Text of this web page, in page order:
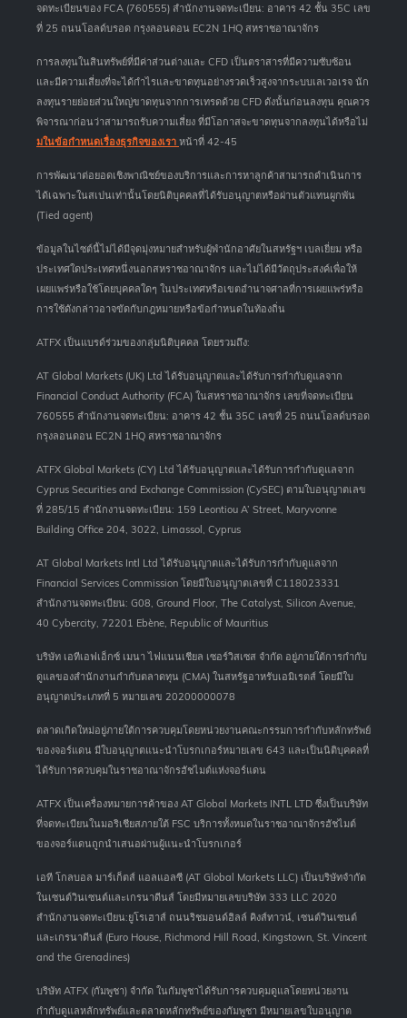
จดทะเบียนของ FCA (760555) สำนักงานจดทะเบียน: อาคาร 42 ชั้น 35C เลข
ที่ 25 ถนนโอลด์บรอด กรุงลอนดอน EC2N 1HQ สหราชอาณาจักร
การลงทุนในสินทรัพย์ที่มีค่าส่วนต่างและ CFD เป็นตราสารที่มีความซับซ้อน
และมีความเสี่ยงที่จะได้กำไรและขาดทุนอย่างรวดเร็วสูงจากระบบเลเวอเรจ นัก
ลงทุนรายย่อยส่วนใหญ่ขาดทุนจากการเทรดด้วย CFD ดังนั้นก่อนลงทุน คุณควร
พิจารณาก่อนว่าสามารถรับความเสี่ยง ที่มีโอกาสจะขาดทุนจากลงทุนได้หรือไม่
มในข้อกำหนดเรื่องธุรกิจของเรา หน้าที่ 42-45
การพัฒนาต่อยอดเชิงพาณิชย์ของบริการและการหาลูกค้าสามารถดำเนินการ
ได้เฉพาะในสเปนเท่านั้นโดยนิติบุคคลที่ได้รับอนุญาตหรือผ่านตัวแทนผูกพัน
(Tied agent)
ข้อมูลในไซต์นี้ไม่ได้มีจุดมุ่งหมายสำหรับผู้พำนักอาศัยในสหรัฐฯ เบลเยี่ยม หรือ
ประเทศใดประเทศหนึ่งนอกสหราชอาณาจักร และไม่ได้มีวัตถุประสงค์เพื่อให้
เผยแพร่หรือใช้โดยบุคคลใดๆ ในประเทศหรือเขตอำนาจศาลที่การเผยแพร่หรือ
การใช้ดังกล่าวอาจขัดกับกฎหมายหรือข้อกำหนดในท้องถิ่น
ATFX เป็นแบรด์ร่วมของกลุ่มนิติบุคคล โดยรวมถึง:
AT Global Markets (UK) Ltd ได้รับอนุญาตและได้รับการกำกับดูแลจาก
Financial Conduct Authority (FCA) ในสหราชอาณาจักร เลขที่จดทะเบียน
760555 สำนักงานจดทะเบียน: อาคาร 42 ชั้น 35C เลขที่ 25 ถนนโอลด์บรอด
กรุงลอนดอน EC2N 1HQ สหราชอาณาจักร
ATFX Global Markets (CY) Ltd ได้รับอนุญาตและได้รับการกำกับดูแลจาก
Cyprus Securities and Exchange Commission (CySEC) ตามใบอนุญาตเลข
ที่ 285/15 สำนักงานจดทะเบียน: 159 Leontiou A’ Street, Maryvonne
Building Office 204, 3022, Limassol, Cyprus
AT Global Markets Intl Ltd ได้รับอนุญาตและได้รับการกำกับดูแลจาก
Financial Services Commission โดยมีใบอนุญาตเลขที่ C118023331
สำนักงานจดทะเบียน: G08, Ground Floor, The Catalyst, Silicon Avenue,
40 Cybercity, 72201 Ebène, Republic of Mauritius
บริษัท เอทีเอฟเอ็กซ์ เมนา ไฟแนนเชียล เซอร์วิสเซส จำกัด อยู่ภายใต้การกำกับ
ดูแลของสำนักงานกำกับตลาดทุน (CMA) ในสหรัฐอาหรับเอมิเรตส์ โดยมีใบ
อนุญาตประเภทที่ 5 หมายเลข 20200000078
ตลาดเกิดใหม่อยู่ภายใต้การควบคุมโดยหน่วยงานคณะกรรมการกำกับหลักทรัพย์
ของจอร์แดน มีใบอนุญาตแนะนำโบรกเกอร์หมายเลข 643 และเป็นนิติบุคคลที่
ได้รับการควบคุมในราชอาณาจักรฮัชไมต์แห่งจอร์แดน
ATFX เป็นเครื่องหมายการค้าของ AT Global Markets INTL LTD ซึ่งเป็นบริษัท
ที่จดทะเบียนในมอริเชียสภายใต้ FSC บริการทั้งหมดในราชอาณาจักรฮัชไมต์
ของจอร์แดนถูกนำเสนอผ่านผู้แนะนำโบรกเกอร์
เอที โกลบอล มาร์เก็ตส์ แอลแอลซี (AT Global Markets LLC) เป็นบริษัทจำกัด
ในเซนต์วินเซนต์และเกรนาดีนส์ โดยมีหมายเลขบริษัท 333 LLC 2020
สำนักงานจดทะเบียน:ยูโรเฮาส์ ถนนริชมอนด์ฮิลล์ คิงส์ทาวน์, เซนต์วินเซนต์
และเกรนาดีนส์ (Euro House, Richmond Hill Road, Kingstown, St. Vincent
and the Grenadines)
บริษัท ATFX (กัมพูชา) จำกัด ในกัมพูชาได้รับการควบคุมดูแลโดยหน่วยงาน
กำกับดูแลหลักทรัพย์และตลาดหลักทรัพย์ของกัมพูชา มีหมายเลขใบอนุญาต